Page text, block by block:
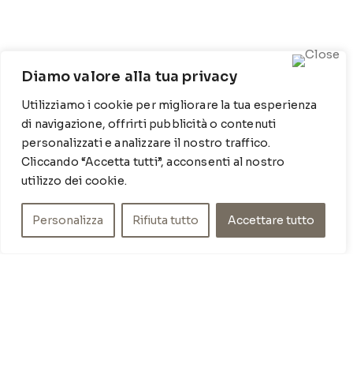
Diamo valore alla tua privacy
Utilizziamo i cookie per migliorare la tua esperienza
di navigazione, offrirti pubblicità o contenuti
personalizzati e analizzare il nostro traffico.
Cliccando “Accetta tutti”, acconsenti al nostro
utilizzo dei cookie.
Personalizza Rifiuta tutto Accettare tutto
mare
: 080 917 78 89
WZ: 329 6510725
info@poishome.it
INFO